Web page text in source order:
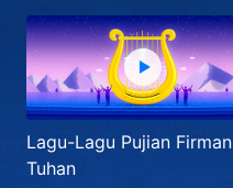
Lagu-Lagu Pujian Firman
Tuhan